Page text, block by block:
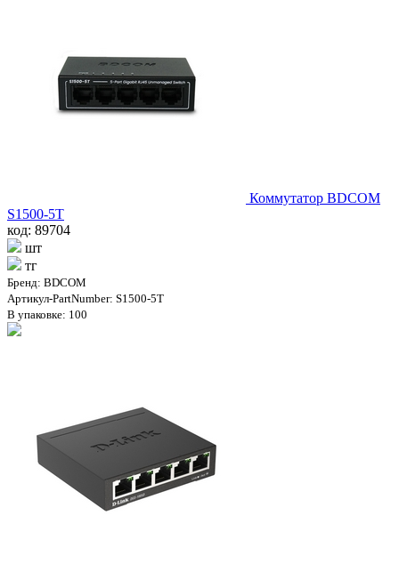
Коммутатор BDCOM
S1500-5T
код: 89704
шт
тг
Бренд: BDCOM
Артикул-PartNumber: S1500-5T
В упаковке: 100